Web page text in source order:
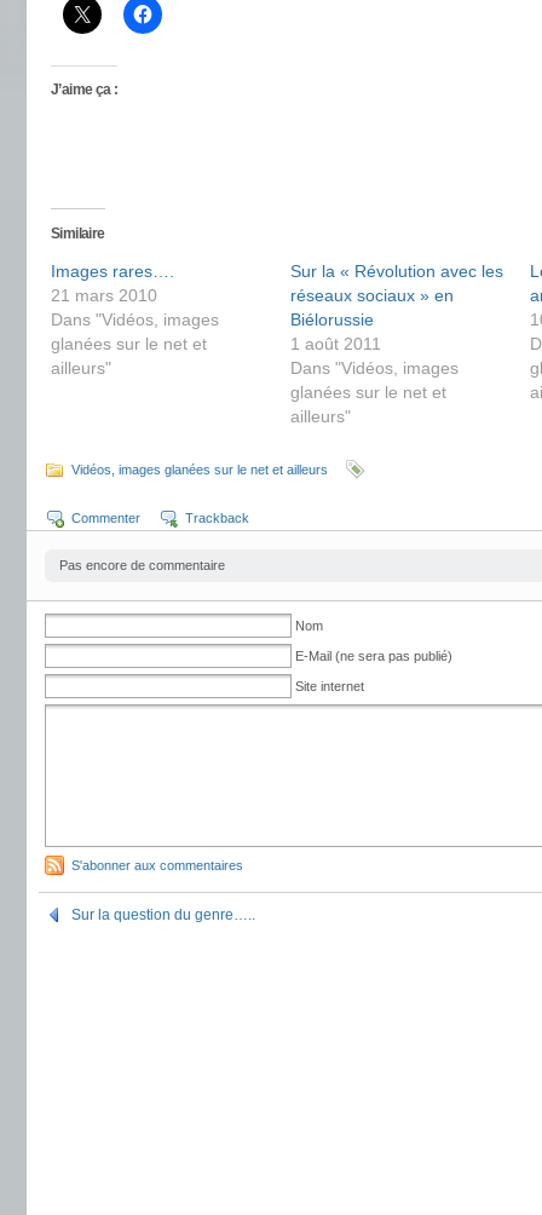
J’aime ça :
Similaire
Images rares….
21 mars 2010
Dans "Vidéos, images
glanées sur le net et
ailleurs"
Sur la « Révolution avec les
réseaux sociaux » en
Biélorussie
1 août 2011
Dans "Vidéos, images
glanées sur le net et
ailleurs"
Vidéos, images glanées sur le net et ailleurs
Commenter Trackback
Pas encore de commentaire
Nom
E-Mail (ne sera pas publié)
Site internet
S'abonner aux commentaires
Sur la question du genre…..